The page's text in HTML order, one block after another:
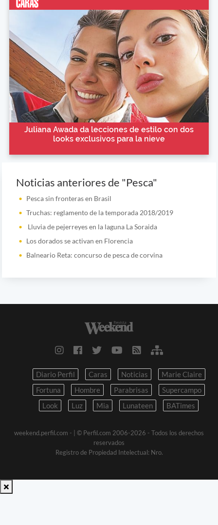
Juliana Awada da lecciones de estilo con dos
looks exclusivos para la nieve
Noticias anteriores de "Pesca"
Pesca sin fronteras en Brasil
Truchas: reglamento de la temporada 2018/2019
Lluvia de pejerreyes en la laguna La Soraida
Los dorados se activan en Florencia
Balneario Reta: concurso de pesca de corvina
Diario Perfil Caras Noticias
Marie Claire
Fortuna
Hombre Parabrisas
Supercampo
Look
Luz Mia Lunateen BATimes
weekend.perfil.com -
| © Perfil.com 2006-2026 - Todos los derechos
reservados
Registro de Propiedad Intelectual: Nro.